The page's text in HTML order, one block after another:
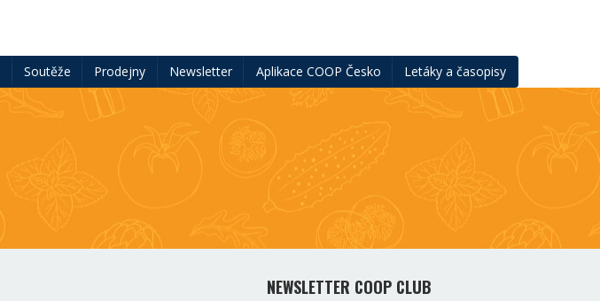
Soutěže Prodejny Newsletter Aplikace COOP Česko Letáky a časopisy
NEWSLETTER COOP CLUB